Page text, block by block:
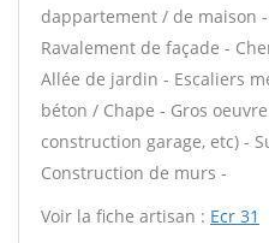
dappartement / de maison
Ravalement de façade -
Allée de jardin - Escaliers
béton / Chape - Gros
construction garage, etc) -
Construction de murs -
Voir la fiche artisan : Ecr 31